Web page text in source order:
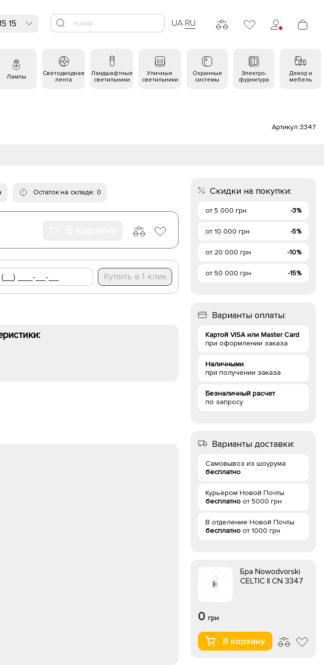
15 UA RU
Лампы
Светодиодная
лента
Ландшафтные
светильники
Уличные
светильники
Охранные
системы
Электро-
фурнитура
Декор и
мебель
Артикул 3347
Остаток на складе: 0
Купить в 1 клик
Скидки на покупки:
от 5 000 грн -3%
от 10 000 грн -5%
от 20 000 грн -10%
от 50 000 грн -15%
Варианты оплаты:
Картой VISA или Master Card
при оформлении заказа
Наличными
при получении заказа
Безналичный расчет
по запросу
Варианты доставки:
Самовывоз из шоурума
бесплатно
Курьером Новой Почты
бесплатно от 5000 грн
В отделение Новой Почты
бесплатно от 1000 грн
Бра Nowodvorski
CELTIC II CN 3347
0 грн
В корзину